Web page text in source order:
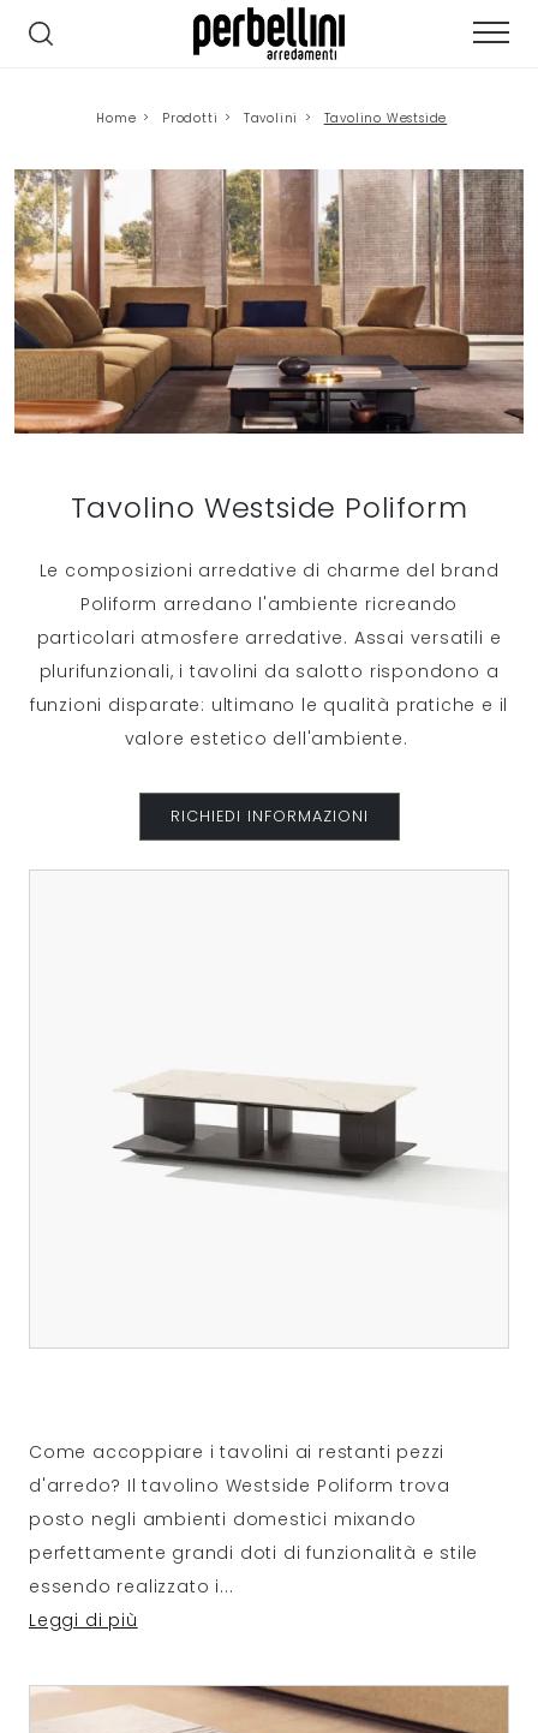
Home > Prodotti > Tavolini > Tavolino Westside
Tavolino Westside Poliform
Le composizioni arredative di charme del brand
Poliform arredano l'ambiente ricreando
particolari atmosfere arredative. Assai versatili e
plurifunzionali, i tavolini da salotto rispondono a
funzioni disparate: ultimano le qualità pratiche e il
valore estetico dell'ambiente.
RICHIEDI INFORMAZIONI
Come accoppiare i tavolini ai restanti pezzi
d'arredo? Il tavolino Westside Poliform trova
posto negli ambienti domestici mixando
perfettamente grandi doti di funzionalità e stile
essendo realizzato i...
Leggi di più